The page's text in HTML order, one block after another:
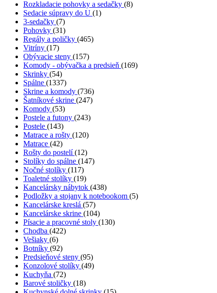
Rozkladacie pohovky a sedačky (8)
Sedacie súpravy do U (1)
3-sedačky (7)
Pohovky (31)
Regály a poličky (465)
Vitríny (17)
Obývacie steny (157)
Komody - obývačka a predsieň (169)
Skrinky (54)
Spálne (1337)
Skrine a komody (736)
Šatníkové skrine (247)
Komody (53)
Postele a futony (243)
Postele (143)
Matrace a rošty (120)
Matrace (42)
Rošty do postelí(12)
Stolíky do spálne (147)
Nočné stolíky (117)
Toaletné stolíky (19)
Kancelársky nábytok (438)
Podložky a stojany k notebookom (5)
Kancelárske kreslá (57)
Kancelárske skrine (104)
Písacie a pracovné stoly (130)
Chodba (422)
Vešiaky (6)
Botníky (92)
Predsieňové steny (95)
Konzolové stolíky (49)
Kuchyňa (72)
Barové stoličky (18)